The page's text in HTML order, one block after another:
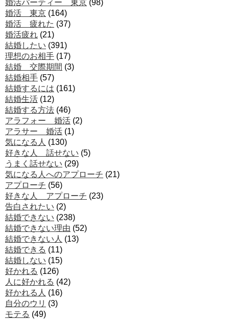
婚活パーティー 東京 (98)
婚活 東京 (164)
婚活 疲れた (37)
婚活疲れ (21)
結婚したい (391)
理想のお相手 (17)
結婚 交際期間 (3)
結婚相手 (57)
結婚するには (161)
結婚生活 (12)
結婚する方法 (46)
アラフォー 婚活 (2)
アラサー 婚活 (1)
気になる人 (130)
好きな人 話せない (5)
うまく話せない (29)
気になる人へのアプローチ (21)
アプローチ (56)
好きな人 アプローチ (23)
告白されたい (2)
結婚できない (238)
結婚できない理由 (52)
結婚できない人 (13)
結婚できる (11)
結婚しない (15)
好かれる (126)
人に好かれる (42)
好かれる人 (16)
自分のウリ (3)
モテる (49)